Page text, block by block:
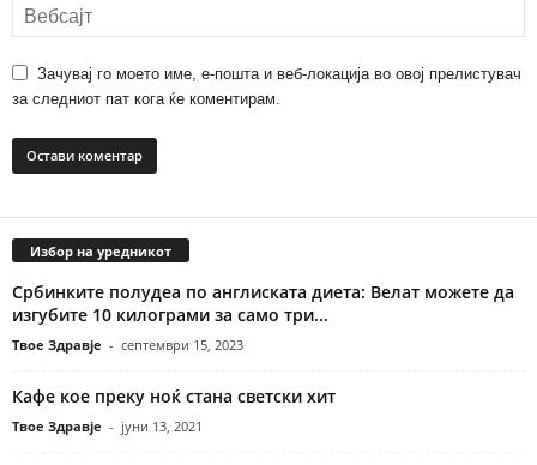
Зачувај го моето име, е-пошта и веб-локација во овој прелистувач
за следниот пат кога ќе коментирам.
Избор на уредникот
Србинките полудеа по англиската диета: Велат можете да
изгубите 10 килограми за само три...
Твое Здравје - септември 15, 2023
Кафе кое преку ноќ стана светски хит
Твое Здравје - јуни 13, 2021